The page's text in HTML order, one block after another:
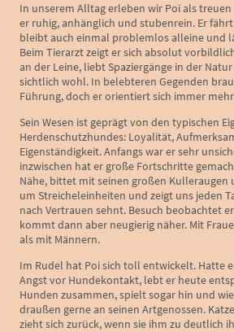
In unserem Alltag erleben wir Poi als treuen
er ruhig, anhänglich und stubenrein. Er
bleibt auch einmal problemlos alleine und
Beim Tierarzt zeigt er sich absolut
an der Leine, liebt Spaziergänge in der
sichtlich wohl. In belebteren Gegenden
Führung, doch er orientiert sich immer
Sein Wesen ist geprägt von den typischen
Herdenschutzhundes: Loyalität,
Eigenständigkeit. Anfangs war er sehr
inzwischen hat er große Fortschritte
Nähe, bittet mit seinen großen Kulleraugen
um Streicheleinheiten und zeigt uns jeden
nach Vertrauen sehnt. Besuch beobachtet
kommt dann aber neugierig näher. Mit
als mit Männern.
Im Rudel hat Poi sich toll entwickelt. Hatte
Angst vor Hundekontakt, lebt er heute
Hunden zusammen, spielt sogar hin und
draußen gerne an seinen Artgenossen.
zieht sich zurück, wenn sie ihm zu deutlich